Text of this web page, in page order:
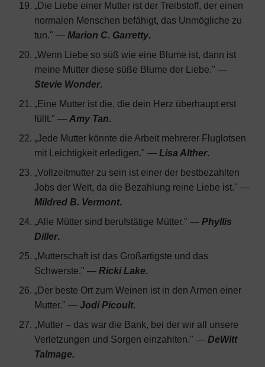
„Die Liebe einer Mutter ist der Treibstoff, der einen
normalen Menschen befähigt, das Unmögliche zu
tun." — Marion C. Garretty.
„Wenn Liebe so süß wie eine Blume ist, dann ist
meine Mutter diese süße Blume der Liebe." —
Stevie Wonder.
„Eine Mutter ist die, die dein Herz überhaupt erst
füllt." — Amy Tan.
„Jede Mutter könnte die Arbeit mehrerer Fluglotsen
mit Leichtigkeit erledigen." — Lisa Alther.
„Vollzeitmutter zu sein ist einer der bestbezahlten
Jobs der Welt, da die Bezahlung reine Liebe ist." —
Mildred B. Vermont.
„Alle Mütter sind berufstätige Mütter." — Phyllis
Diller.
„Mutterschaft ist das Großartigste und das
Schwerste." — Ricki Lake.
„Der beste Ort zum Weinen ist in den Armen einer
Mutter." — Jodi Picoult.
„Mutter – das war die Bank, bei der wir all unsere
Verletzungen und Sorgen einzahlten." — DeWitt
Talmage.